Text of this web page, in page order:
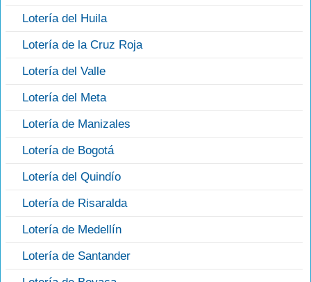
Lotería del Huila
Lotería de la Cruz Roja
Lotería del Valle
Lotería del Meta
Lotería de Manizales
Lotería de Bogotá
Lotería del Quindío
Lotería de Risaralda
Lotería de Medellín
Lotería de Santander